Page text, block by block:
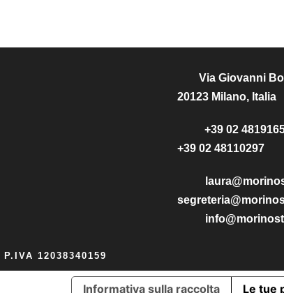
Via Giovanni
20123 Milano, Italia
+39 02
+39 02 48110297
12038340159
Informativa sulla raccolta Le tue